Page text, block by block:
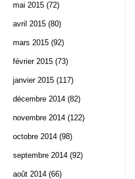
mai 2015 (72)
avril 2015 (80)
mars 2015 (92)
février 2015 (73)
janvier 2015 (117)
décembre 2014 (82)
novembre 2014 (122)
octobre 2014 (98)
septembre 2014 (92)
août 2014 (66)